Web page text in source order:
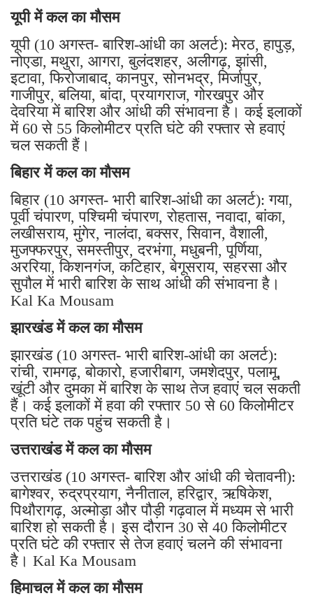
यूपी में कल का मौसम
यूपी (10 अगस्त- बारिश-आंधी का अलर्ट): मेरठ, हापुड़,
नोएडा, मथुरा, आगरा, बुलंदशहर, अलीगढ़, झांसी,
इटावा, फिरोजाबाद, कानपुर, सोनभद्र, मिर्जापुर,
गाजीपुर, बलिया, बांदा, प्रयागराज, गोरखपुर और
देवरिया में बारिश और आंधी की संभावना है। कई इलाकों
में 60 से 55 किलोमीटर प्रति घंटे की रफ्तार से हवाएं
चल सकती हैं।
बिहार में कल का मौसम
बिहार (10 अगस्त- भारी बारिश-आंधी का अलर्ट): गया,
पूर्वी चंपारण, पश्चिमी चंपारण, रोहतास, नवादा, बांका,
लखीसराय, मुंगेर, नालंदा, बक्सर, सिवान, वैशाली,
मुजफ्फरपुर, समस्तीपुर, दरभंगा, मधुबनी, पूर्णिया,
अररिया, किशनगंज, कटिहार, बेगूसराय, सहरसा और
सुपौल में भारी बारिश के साथ आंधी की संभावना है।
Kal Ka Mousam
झारखंड में कल का मौसम
झारखंड (10 अगस्त- भारी बारिश-आंधी का अलर्ट):
रांची, रामगढ़, बोकारो, हजारीबाग, जमशेदपुर, पलामू,
खूंटी और दुमका में बारिश के साथ तेज हवाएं चल सकती
हैं। कई इलाकों में हवा की रफ्तार 50 से 60 किलोमीटर
प्रति घंटे तक पहुंच सकती है।
उत्तराखंड में कल का मौसम
उत्तराखंड (10 अगस्त- बारिश और आंधी की चेतावनी):
बागेश्वर, रुद्रप्रयाग, नैनीताल, हरिद्वार, ऋषिकेश,
पिथौरागढ़, अल्मोड़ा और पौड़ी गढ़वाल में मध्यम से भारी
बारिश हो सकती है। इस दौरान 30 से 40 किलोमीटर
प्रति घंटे की रफ्तार से तेज हवाएं चलने की संभावना
है। Kal Ka Mousam
हिमाचल में कल का मौसम